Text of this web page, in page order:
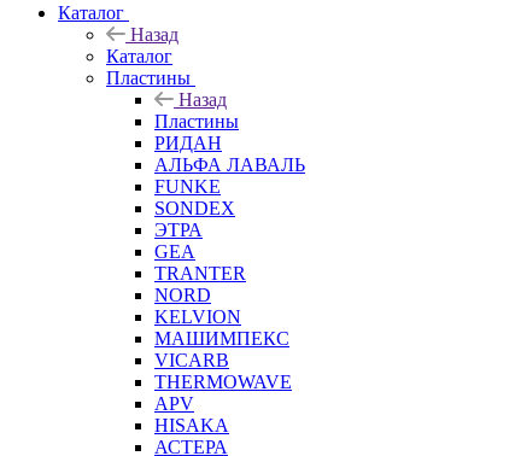
Каталог
Назад
Каталог
Пластины
Назад
Пластины
РИДАН
АЛЬФА ЛАВАЛЬ
FUNKE
SONDEX
ЭТРА
GEA
TRANTER
NORD
KELVION
МАШИМПЕКС
VICARB
THERMOWAVE
APV
HISAKA
АСТЕРА